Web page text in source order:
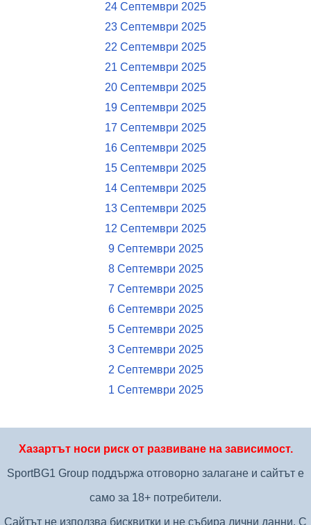
24 Септември 2025
23 Септември 2025
22 Септември 2025
21 Септември 2025
20 Септември 2025
19 Септември 2025
17 Септември 2025
16 Септември 2025
15 Септември 2025
14 Септември 2025
13 Септември 2025
12 Септември 2025
9 Септември 2025
8 Септември 2025
7 Септември 2025
6 Септември 2025
5 Септември 2025
3 Септември 2025
2 Септември 2025
1 Септември 2025
Хазартът носи риск от развиване на зависимост.
SportBG1 Group поддържа отговорно залагане и сайтът е
само за 18+ потребители.
Сайтът не използва бисквитки и не събира лични данни. С